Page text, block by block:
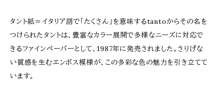
タント紙＝イタリア語で「たくさん」を意味するtantoからその名を
つけられたタントは、豊富なカラー展開で多様なニーズに対応で
きるファインペーパーとして、1987年に発売されました。さりげな
い質感を生むエンボス模様が、この多彩な色の魅力を引き立てて
います。